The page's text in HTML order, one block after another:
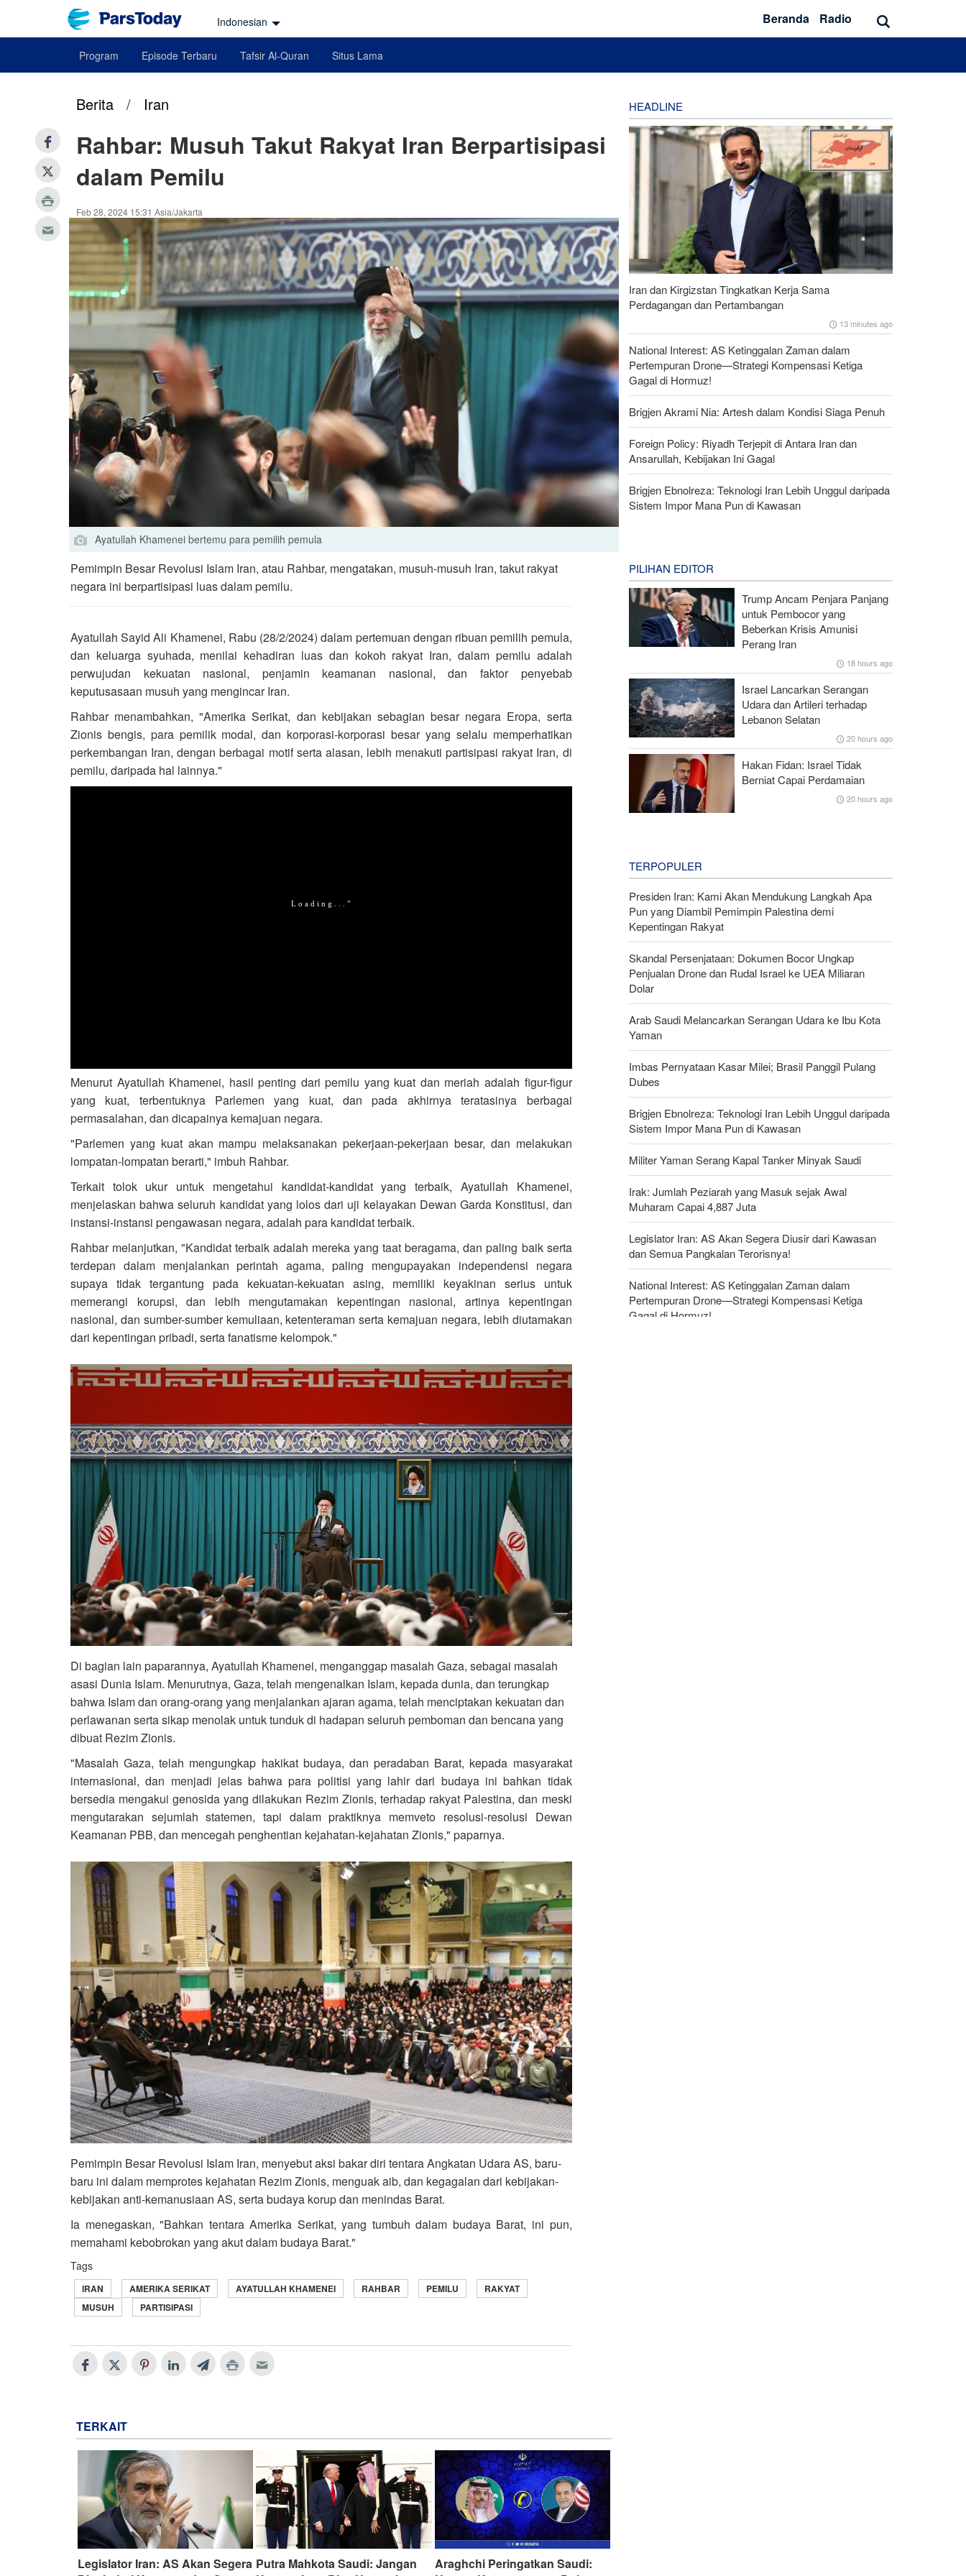
Indonesian Beranda Radio
Program Episode Terbaru Tafsir Al-Quran Situs Lama
Berita / Iran
Rahbar: Musuh Takut Rakyat Iran Berpartisipasi
dalam Pemilu
Feb 28, 2024 15:31 Asia/Jakarta
Ayatullah Khamenei bertemu para pemilih pemula
Pemimpin Besar Revolusi Islam Iran, atau Rahbar, mengatakan, musuh-musuh Iran, takut rakyat
negara ini berpartisipasi luas dalam pemilu.
Ayatullah Sayid Ali Khamenei, Rabu (28/2/2024) dalam pertemuan dengan ribuan pemilih pemula,
dan keluarga syuhada, menilai kehadiran luas dan kokoh rakyat Iran, dalam pemilu adalah
perwujudan kekuatan nasional, penjamin keamanan nasional, dan faktor penyebab
keputusasaan musuh yang mengincar Iran.
Rahbar menambahkan, "Amerika Serikat, dan kebijakan sebagian besar negara Eropa, serta
Zionis bengis, para pemilik modal, dan korporasi-korporasi besar yang selalu memperhatikan
perkembangan Iran, dengan berbagai motif serta alasan, lebih menakuti partisipasi rakyat Iran, di
pemilu, daripada hal lainnya."
Menurut Ayatullah Khamenei, hasil penting dari pemilu yang kuat dan meriah adalah figur-figur
yang kuat, terbentuknya Parlemen yang kuat, dan pada akhirnya teratasinya berbagai
permasalahan, dan dicapainya kemajuan negara.
"Parlemen yang kuat akan mampu melaksanakan pekerjaan-pekerjaan besar, dan melakukan
lompatan-lompatan berarti," imbuh Rahbar.
Terkait tolok ukur untuk mengetahui kandidat-kandidat yang terbaik, Ayatullah Khamenei,
menjelaskan bahwa seluruh kandidat yang lolos dari uji kelayakan Dewan Garda Konstitusi, dan
instansi-instansi pengawasan negara, adalah para kandidat terbaik.
Rahbar melanjutkan, "Kandidat terbaik adalah mereka yang taat beragama, dan paling baik serta
terdepan dalam menjalankan perintah agama, paling mengupayakan independensi negara
supaya tidak tergantung pada kekuatan-kekuatan asing, memiliki keyakinan serius untuk
memerangi korupsi, dan lebih mengutamakan kepentingan nasional, artinya kepentingan
nasional, dan sumber-sumber kemuliaan, ketenteraman serta kemajuan negara, lebih diutamakan
dari kepentingan pribadi, serta fanatisme kelompok."
Di bagian lain paparannya, Ayatullah Khamenei, menganggap masalah Gaza, sebagai masalah
asasi Dunia Islam. Menurutnya, Gaza, telah mengenalkan Islam, kepada dunia, dan terungkap
bahwa Islam dan orang-orang yang menjalankan ajaran agama, telah menciptakan kekuatan dan
perlawanan serta sikap menolak untuk tunduk di hadapan seluruh pemboman dan bencana yang
dibuat Rezim Zionis.
"Masalah Gaza, telah mengungkap hakikat budaya, dan peradaban Barat, kepada masyarakat
internasional, dan menjadi jelas bahwa para politisi yang lahir dari budaya ini bahkan tidak
bersedia mengakui genosida yang dilakukan Rezim Zionis, terhadap rakyat Palestina, dan meski
mengutarakan sejumlah statemen, tapi dalam praktiknya memveto resolusi-resolusi Dewan
Keamanan PBB, dan mencegah penghentian kejahatan-kejahatan Zionis," paparnya.
Pemimpin Besar Revolusi Islam Iran, menyebut aksi bakar diri tentara Angkatan Udara AS, baru-
baru ini dalam memprotes kejahatan Rezim Zionis, menguak aib, dan kegagalan dari kebijakan-
kebijakan anti-kemanusiaan AS, serta budaya korup dan menindas Barat.
Ia menegaskan, "Bahkan tentara Amerika Serikat, yang tumbuh dalam budaya Barat, ini pun,
memahami kebobrokan yang akut dalam budaya Barat."
Tags
IRAN AMERIKA SERIKAT AYATULLAH KHAMENEI RAHBAR PEMILU
RAKYAT
MUSUH
PARTISIPASI
TERKAIT
Legislator Iran: AS Akan Segera Putra Mahkota Saudi: Jangan
Araghchi Peringatkan Saudi:
HEADLINE
Iran dan Kirgizstan Tingkatkan Kerja Sama
Perdagangan dan Pertambangan
13 minutes ago
National Interest: AS Ketinggalan Zaman dalam
Pertempuran Drone—Strategi Kompensasi Ketiga
Gagal di Hormuz!
Brigjen Akrami Nia: Artesh dalam Kondisi Siaga Penuh
Foreign Policy: Riyadh Terjepit di Antara Iran dan
Ansarullah, Kebijakan Ini Gagal
Brigjen Ebnolreza: Teknologi Iran Lebih Unggul daripada
Sistem Impor Mana Pun di Kawasan
PILIHAN EDITOR
Trump Ancam Penjara Panjang
untuk Pembocor yang
Beberkan Krisis Amunisi
Perang Iran
18 hours ago
Israel Lancarkan Serangan
Udara dan Artileri terhadap
Lebanon Selatan
20 hours ago
Hakan Fidan: Israel Tidak
Berniat Capai Perdamaian
20 hours ago
TERPOPULER
Presiden Iran: Kami Akan Mendukung Langkah Apa
Pun yang Diambil Pemimpin Palestina demi
Kepentingan Rakyat
Skandal Persenjataan: Dokumen Bocor Ungkap
Penjualan Drone dan Rudal Israel ke UEA Miliaran
Dolar
Arab Saudi Melancarkan Serangan Udara ke Ibu Kota
Yaman
Imbas Pernyataan Kasar Milei; Brasil Panggil Pulang
Dubes
Brigjen Ebnolreza: Teknologi Iran Lebih Unggul daripada
Sistem Impor Mana Pun di Kawasan
Militer Yaman Serang Kapal Tanker Minyak Saudi
Irak: Jumlah Peziarah yang Masuk sejak Awal
Muharam Capai 4,887 Juta
Legislator Iran: AS Akan Segera Diusir dari Kawasan
dan Semua Pangkalan Terorisnya!
National Interest: AS Ketinggalan Zaman dalam
Pertempuran Drone—Strategi Kompensasi Ketiga
Gagal di Hormuz!